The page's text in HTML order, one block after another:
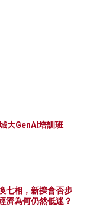
大GenAI培訓班
七相，新揆會否步
濟為何仍然低迷？